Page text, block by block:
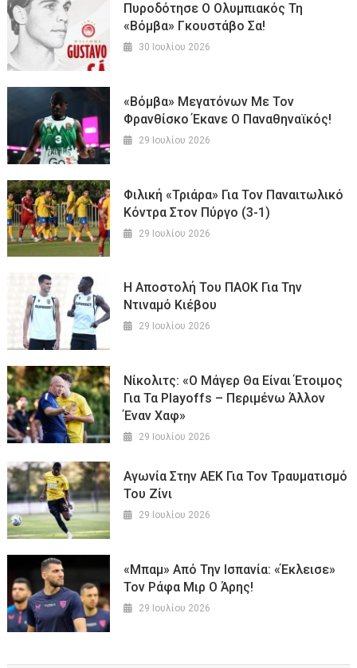
Πυροδότησε Ο Ολυμπιακός Τη
«βόμβα» Γκουστάβο Σα!
30 Ιουλίου 2026
«Βόμβα» Μεγατόνων Με Τον
Φρανθίσκο Έκανε Ο Παναθηναϊκός!
29 Ιουλίου 2026
Φιλική «τριάρα» Για Τον Παναιτωλικό
Κόντρα Στον Πύργο (3-1)
29 Ιουλίου 2026
Η Αποστολή Του ΠΑΟΚ Για Την
Ντιναμό Κιέβου
29 Ιουλίου 2026
Νίκολιτς: «Ο Μάγερ Θα Είναι Έτοιμος
Για Τα Playoffs – Περιμένω Άλλον
Έναν Χαφ»
29 Ιουλίου 2026
Αγωνία Στην ΑΕΚ Για Τον Τραυματισμό
Του Ζίνι
29 Ιουλίου 2026
«Μπαμ» Από Την Ισπανία: «Έκλεισε»
Τον Ράφα Μιρ Ο Άρης!
29 Ιουλίου 2026